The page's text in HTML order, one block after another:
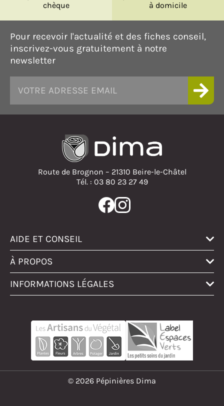
chèque
à domicile
Pour recevoir l'actualité et des fiches conseil,
inscrivez-vous gratuitement à notre
newsletter
Route de Brognon – 21310 Beire-le-Châtel
Tél. : 03 80 23 27 49
AIDE ET CONSEIL
À PROPOS
INFORMATIONS LÉGALES
© 2026 Pépinières Dima